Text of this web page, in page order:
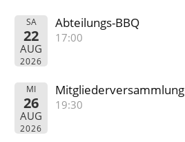
SA
22
AUG
2026
Abteilungs-BBQ
17:00
MI
26
AUG
2026
Mitgliederversammlung
19:30